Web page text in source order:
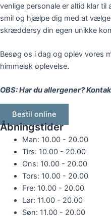
venlige personale er altid klar
smil og hjælpe dig med at
skræddersy din egen unikke
Besøg os i dag og oplev vores
himmelsk oplevelse.
OBS: Har du allergener?
Bestil online
Åbningstider
Man: 10.00 - 20.00
Tirs: 10.00 - 20.00
Ons: 10.00 - 20.00
Tors: 10.00 - 20.00
Fre: 10.00 - 20.00
Lør: 11.00 - 20.00
Søn: 11.00 - 20.00